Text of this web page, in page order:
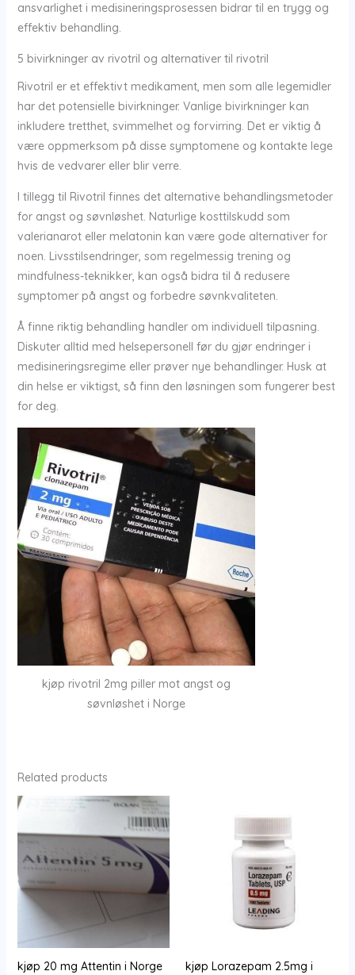
ansvarlighet i medisineringsprosessen bidrar til en trygg og
effektiv behandling.
5 bivirkninger av rivotril og alternativer til rivotril
Rivotril er et effektivt medikament, men som alle legemidler
har det potensielle bivirkninger. Vanlige bivirkninger kan
inkludere tretthet, svimmelhet og forvirring. Det er viktig å
være oppmerksom på disse symptomene og kontakte lege
hvis de vedvarer eller blir verre.
I tillegg til Rivotril finnes det alternative behandlingsmetoder
for angst og søvnløshet. Naturlige kosttilskudd som
valerianarot eller melatonin kan være gode alternativer for
noen. Livsstilsendringer, som regelmessig trening og
mindfulness-teknikker, kan også bidra til å redusere
symptomer på angst og forbedre søvnkvaliteten.
Å finne riktig behandling handler om individuell tilpasning.
Diskuter alltid med helsepersonell før du gjør endringer i
medisineringsregime eller prøver nye behandlinger. Husk at
din helse er viktigst, så finn den løsningen som fungerer best
for deg.
kjøp rivotril 2mg piller mot angst og
søvnløshet i Norge
Related products
kjøp 20 mg Attentin i Norge
kjøp Lorazepam 2.5mg i